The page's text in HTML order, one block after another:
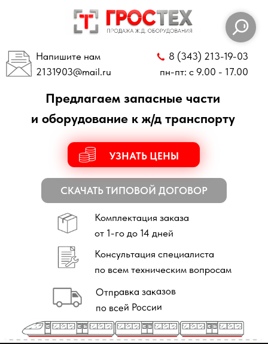
пн-пт: с 9.00 - 17.00
2131903
СКАЧАТЬ ТИПОВОЙ ДОГОВОР
Предлагаем запасные части
Комплектация заказа
от 1-го до 14 дней
по всем техническим вопросам
по всей России